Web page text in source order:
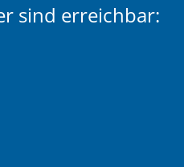
sind erreichbar: